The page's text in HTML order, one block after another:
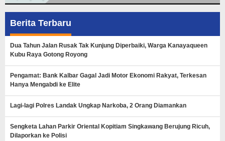
Berita Terbaru
Dua Tahun Jalan Rusak Tak Kunjung Diperbaiki, Warga Kanayaqueen
Kubu Raya Gotong Royong
Pengamat: Bank Kalbar Gagal Jadi Motor Ekonomi Rakyat, Terkesan
Hanya Mengabdi ke Elite
Lagi-lagi Polres Landak Ungkap Narkoba, 2 Orang Diamankan
Sengketa Lahan Parkir Oriental Kopitiam Singkawang Berujung Ricuh,
Dilaporkan ke Polisi